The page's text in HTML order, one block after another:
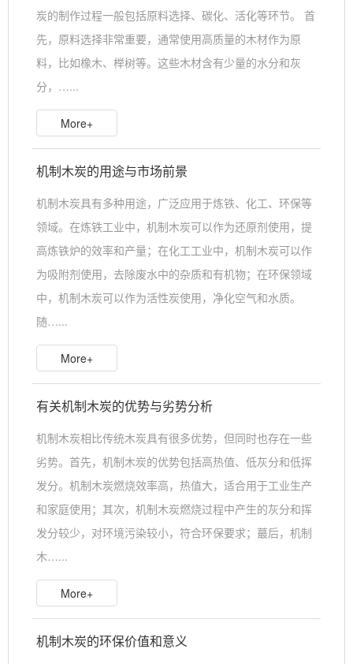
炭的制作过程一般包括原料选择、碳化、活化等环节。 首
先，原料选择非常重要，通常使用高质量的木材作为原
料，比如橡木、榉树等。这些木材含有少量的水分和灰
分，…...
More+
机制木炭的用途与市场前景
机制木炭具有多种用途，广泛应用于炼铁、化工、环保等
领域。在炼铁工业中，机制木炭可以作为还原剂使用，提
高炼铁炉的效率和产量；在化工工业中，机制木炭可以作
为吸附剂使用，去除废水中的杂质和有机物；在环保领域
中，机制木炭可以作为活性炭使用，净化空气和水质。
随…...
More+
有关机制木炭的优势与劣势分析
机制木炭相比传统木炭具有很多优势，但同时也存在一些
劣势。首先，机制木炭的优势包括高热值、低灰分和低挥
发分。机制木炭燃烧效率高，热值大，适合用于工业生产
和家庭使用；其次，机制木炭燃烧过程中产生的灰分和挥
发分较少，对环境污染较小，符合环保要求；蕞后，机制
木…...
More+
机制木炭的环保价值和意义